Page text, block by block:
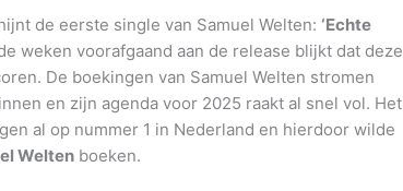
de eerste single van Samuel Welten: ‘Echte
weken voorafgaand aan de release blijkt dat deze
De boekingen van Samuel Welten stromen
en zijn agenda voor 2025 raakt al snel vol. Het
al op nummer 1 in Nederland en hierdoor wilde
Welten boeken.